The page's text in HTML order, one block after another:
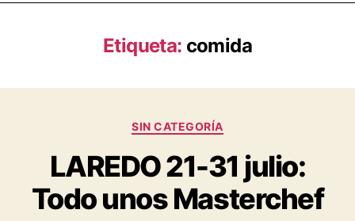
Etiqueta: comida
SIN CATEGORÍA
LAREDO 21-31 julio:
Todo unos Masterchef